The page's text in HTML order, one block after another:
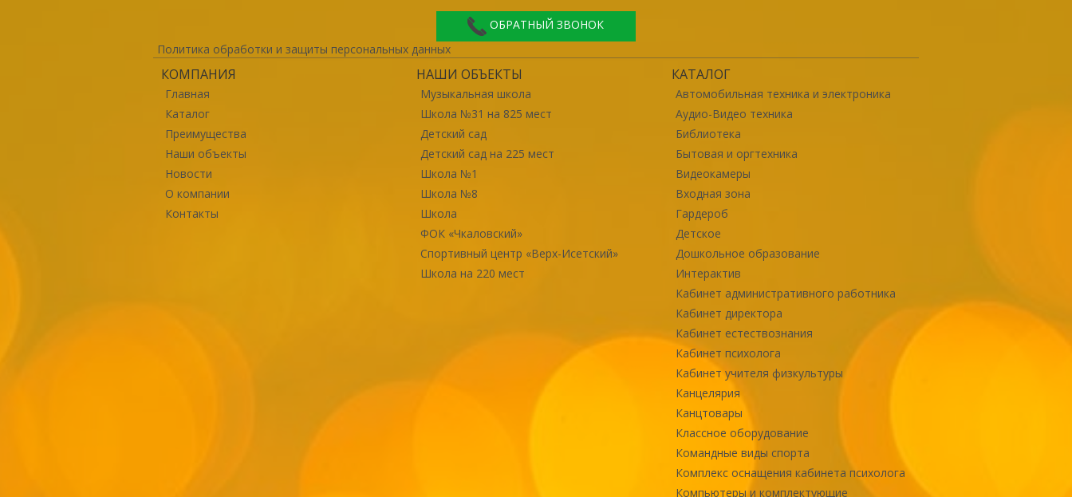
ОБРАТНЫЙ ЗВОНОК
Политика обработки и защиты персональных данных
КОМПАНИЯ
Главная
Каталог
Преимущества
Наши объекты
Новости
О компании
Контакты
НАШИ ОБЪЕКТЫ
Музыкальная школа
Школа №31 на 825 мест
Детский сад
Детский сад на 225 мест
Школа №1
Школа №8
Школа
ФОК «Чкаловский»
Спортивный центр «Верх-Исетский»
Школа на 220 мест
КАТАЛОГ
Автомобильная техника и электроника
Аудио-Видео техника
Библиотека
Бытовая и оргтехника
Видеокамеры
Входная зона
Гардероб
Детское
Дошкольное образование
Интерактив
Кабинет административного работника
Кабинет директора
Кабинет естествознания
Кабинет психолога
Кабинет учителя физкультуры
Канцелярия
Канцтовары
Классное оборудование
Командные виды спорта
Комплекс оснащения кабинета психолога
Компьютеры и комплектующие